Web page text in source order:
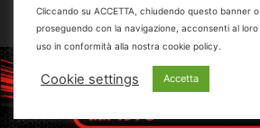
marketing@battipaglia1929.it
carminegaldi@virgilio.it
Cliccando su ACCETTA, chiudendo questo banner o
proseguendo con la navigazione, acconsenti al loro
uso in conformità alla nostra cookie policy.
Cookie settings Accetta